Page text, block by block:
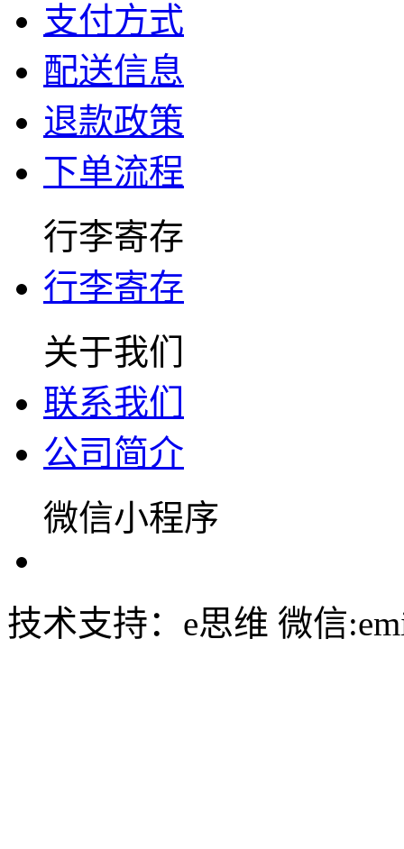
支付方式
配送信息
退款政策
下单流程
行李寄存
行李寄存
关于我们
联系我们
公司简介
微信小程序
技术支持：e思维 微信